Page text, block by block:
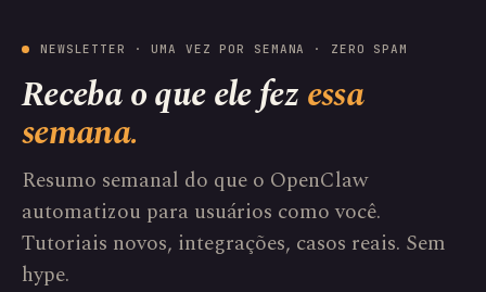
NEWSLETTER · UMA VEZ POR SEMANA · ZERO SPAM
Receba o que ele fezessa
semana.
Resumo semanal do que o OpenClaw
automatizou para usuários como você.
Tutoriais novos, integrações, casos reais. Sem
hype.